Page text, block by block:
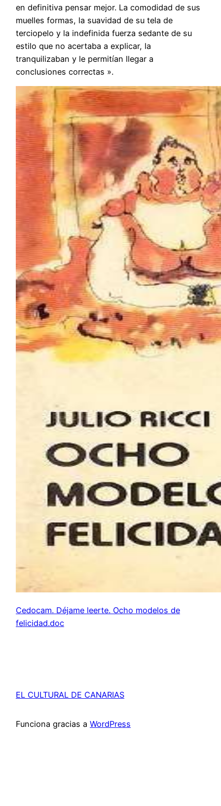
en definitiva pensar mejor. La comodidad de sus
muelles formas, la suavidad de su tela de
terciopelo y la indefinida fuerza sedante de su
estilo que no acertaba a explicar, la
tranquilizaban y le permitían llegar a
conclusiones correctas ».
Cedocam. Déjame leerte. Ocho modelos de
felicidad.doc
EL CULTURAL DE CANARIAS
Funciona gracias a WordPress